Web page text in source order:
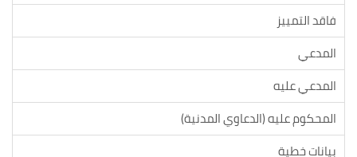
فاقد التمييز
المدعي
المدعي عليه
المحكوم عليه (الدعاوي المدنية)
بيانات خطية